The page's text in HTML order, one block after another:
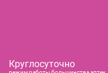
Круглосуточно